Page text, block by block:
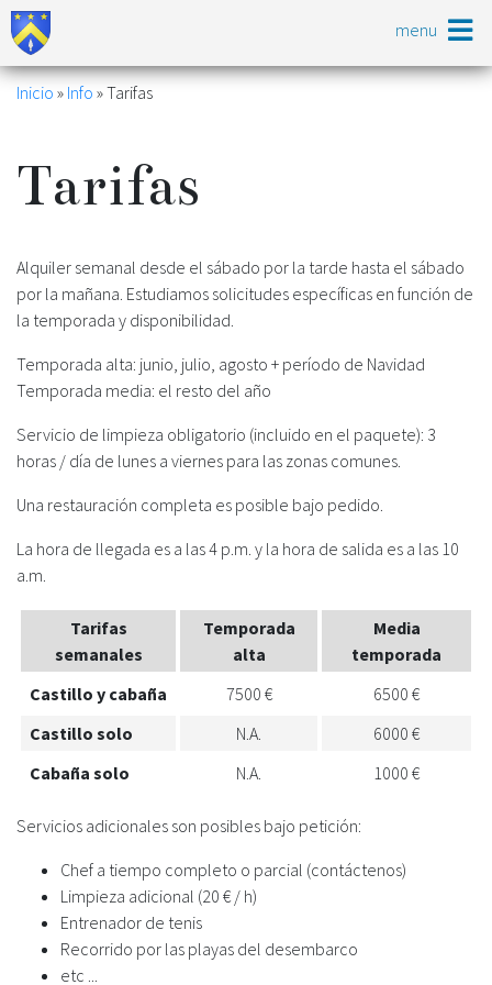
Pasar
al
contenido
principal
menu
Ruta
de
navegación
Inicio Info Tarifas
Tarifas
Alquiler semanal desde el sábado por la tarde hasta el sábado
por la mañana. Estudiamos solicitudes específicas en función de
la temporada y disponibilidad.
Temporada alta: junio, julio, agosto + período de Navidad
Temporada media: el resto del año
Servicio de limpieza obligatorio (incluido en el paquete): 3
horas / día de lunes a viernes para las zonas comunes.
Una restauración completa es posible bajo pedido.
La hora de llegada es a las 4 p.m. y la hora de salida es a las 10
a.m.
Tarifas
semanales
Temporada
alta
Media
temporada
Castillo y cabaña
7500 €
6500 €
Castillo solo
N.A.
6000 €
Cabaña solo
N.A. 1000 €
Servicios adicionales son posibles bajo petición:
Chef a tiempo completo o parcial (contáctenos)
Limpieza adicional (20 € / h)
Entrenador de tenis
Recorrido por las playas del desembarco
etc ...